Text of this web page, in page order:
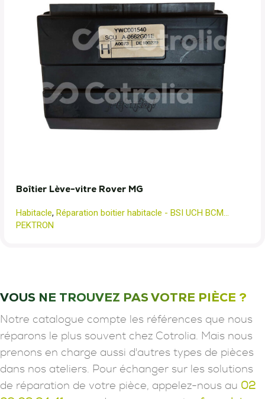
Boîtier Lève-vitre Rover MG
Habitacle, Réparation boitier habitacle - BSI UCH BCM...
PEKTRON
VOUS NE TROUVEZ PAS VOTRE PIÈCE ?
Notre catalogue compte les références que nous
réparons le plus souvent chez Cotrolia. Mais nous
prenons en charge aussi d'autres types de pièces
dans nos ateliers. Pour échanger sur les solutions
de réparation de votre pièce, appelez-nous au 02